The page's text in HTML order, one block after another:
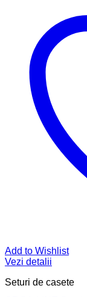
Add to Wishlist
Vezi detalii
Seturi de casete